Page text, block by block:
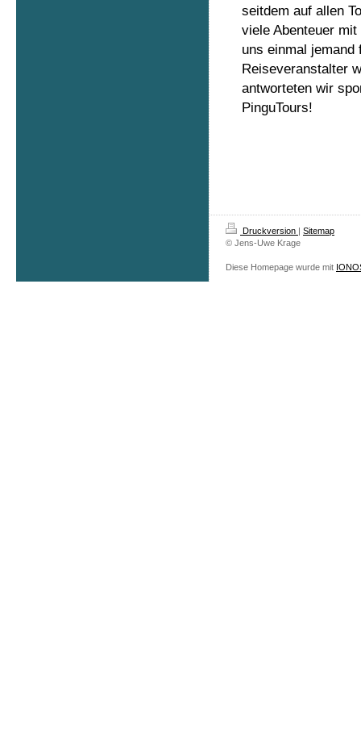
seitdem auf allen
viele Abenteuer
uns einmal
Reiseveranstalter
antworteten wir
PinguTours!
Druckversion | Sitemap
© Jens-Uwe Krage
Diese Homepage wurde mit